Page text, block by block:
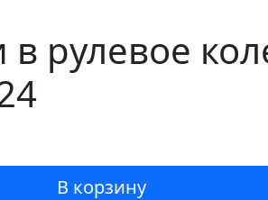
рулевое
В корзину